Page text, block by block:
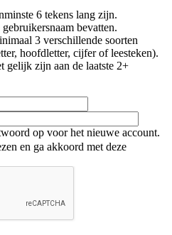
6 tekens lang zijn.
bevatten.
3 verschillende soorten
hoofdletter, cijfer of leesteken).
gelijk zijn aan de laatste 2+
op voor het nieuwe account.
en ga akkoord met deze